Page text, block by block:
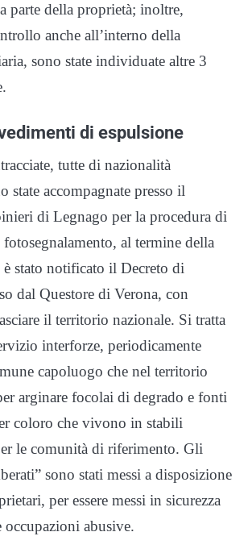
parte della proprietà; inoltre,
anche all’interno della
sono state individuate altre 3
di espulsione
tutte di nazionalità
state accompagnate presso il
di Legnago per la procedura di
al termine della
è stato notificato il Decreto di
dal Questore di Verona, con
il territorio nazionale. Si tratta
interforze, periodicamente
capoluogo che nel territorio
arginare focolai di degrado e fonti
coloro che vivono in stabili
le comunità di riferimento. Gli
sono stati messi a disposizione
per essere messi in sicurezza
occupazioni abusive.